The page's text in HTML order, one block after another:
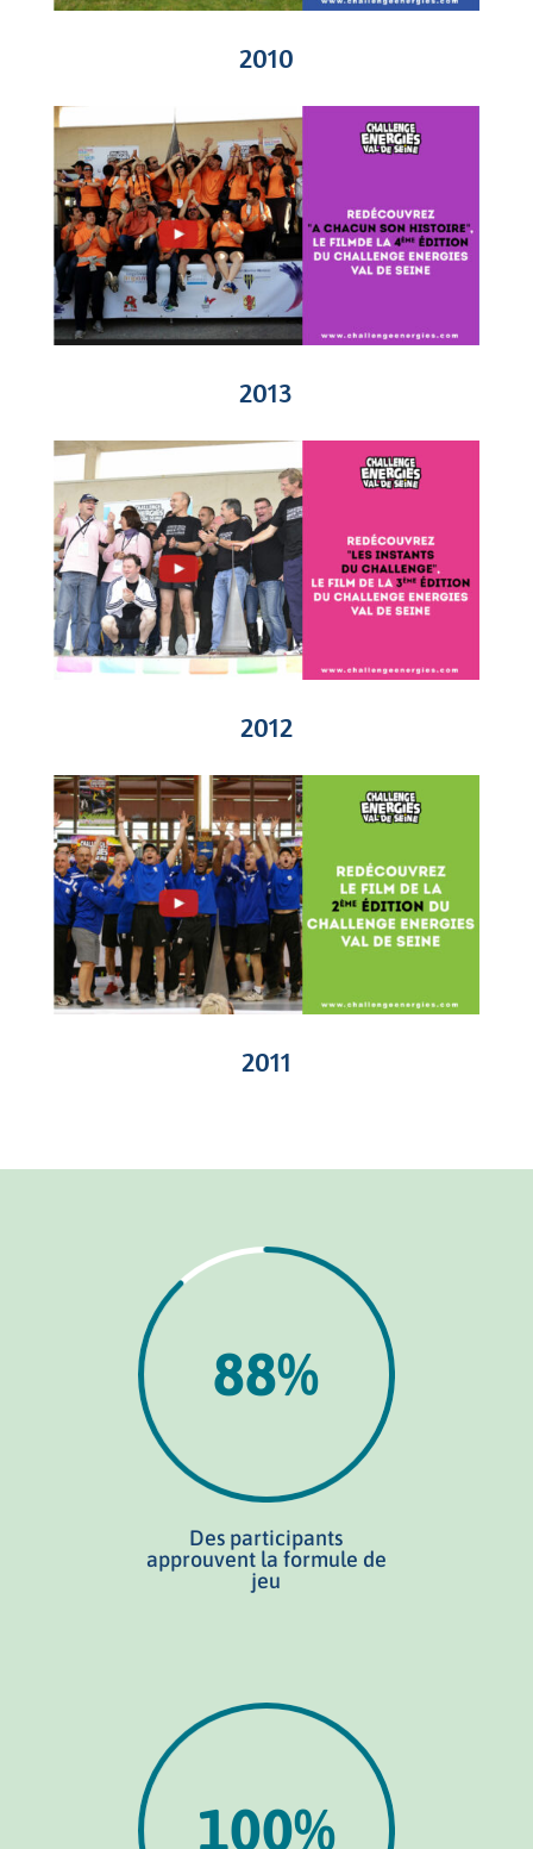
2010
2013
2012
2011
88%
Des participants
approuvent la formule de
jeu
100%